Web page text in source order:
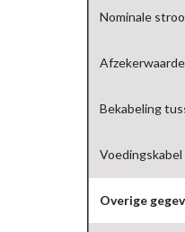
Nominale
Afzekerwaarde
Bekabeling
Overige